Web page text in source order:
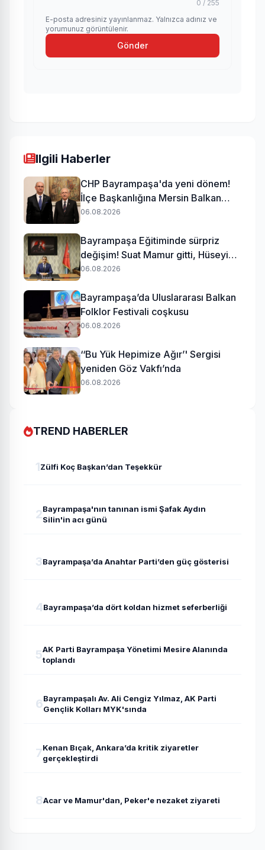
0 / 255
E-posta adresiniz yayınlanmaz. Yalnızca adınız ve
yorumunuz görüntülenir.
Gönder
Ilgili Haberler
CHP Bayrampaşa'da yeni dönem!
İlçe Başkanlığına Mersin Balkan
atandı
06.08.2026
Bayrampaşa Eğitiminde sürpriz
değişim! Suat Mamur gitti, Hüseyin
Aydın geldi
06.08.2026
Bayrampaşa’da Uluslararası Balkan
Folklor Festivali coşkusu
06.08.2026
‘‘Bu Yük Hepimize Ağır’' Sergisi
yeniden Göz Vakfı’nda
06.08.2026
TREND HABERLER
1Zülfi Koç Başkan’dan Teşekkür
2Bayrampaşa'nın tanınan ismi Şafak Aydın
Silin'in acı günü
3Bayrampaşa’da Anahtar Parti’den güç gösterisi
4Bayrampaşa’da dört koldan hizmet seferberliği
5AK Parti Bayrampaşa Yönetimi Mesire Alanında
toplandı
6Bayrampaşalı Av. Ali Cengiz Yılmaz, AK Parti
Gençlik Kolları MYK'sında
7Kenan Bıçak, Ankara’da kritik ziyaretler
gerçekleştirdi
8Acar ve Mamur'dan, Peker'e nezaket ziyareti